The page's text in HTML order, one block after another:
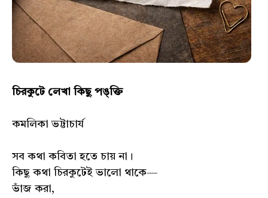
চিরকুটে লেখা কিছু পঙ্‌ক্তি
কমলিকা ভট্টাচার্য
সব কথা কবিতা হতে চায় না।
কিছু কথা চিরকুটেই ভালো থাকে—
ভাঁজ করা,